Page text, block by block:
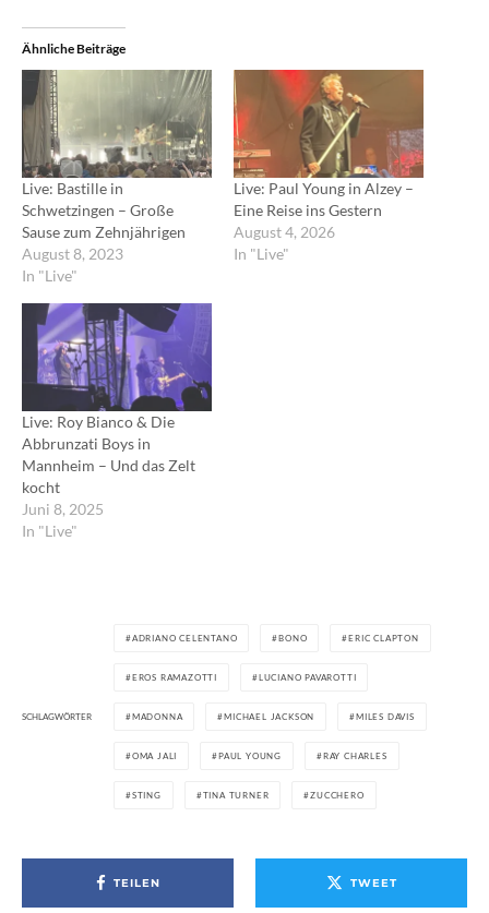
Ähnliche Beiträge
Live: Bastille in
Schwetzingen – Große
Sause zum Zehnjährigen
August 8, 2023
In "Live"
Live: Paul Young in Alzey –
Eine Reise ins Gestern
August 4, 2026
In "Live"
Live: Roy Bianco & Die
Abbrunzati Boys in
Mannheim – Und das Zelt
kocht
Juni 8, 2025
In "Live"
SCHLAGWÖRTER
ADRIANO CELENTANO BONO ERIC CLAPTON
EROS RAMAZOTTI LUCIANO PAVAROTTI
MADONNA MICHAEL JACKSON MILES DAVIS
OMA JALI PAUL YOUNG RAY CHARLES
STING TINA TURNER ZUCCHERO
TEILEN TWEET